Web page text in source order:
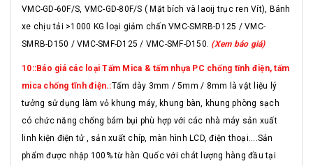
VMC-GD-60F/S, VMC-GD-80F/S ( Mặt bích và laoij trục ren Vít), Bánh
xe chịu tải >1000 KG loại giảm chấn VMC-SMRB-D125 / VMC-
SMRB-D150 / VMC-SMF-D125 / VMC-SMF-D150. (Xem báo giá)
10::Báo giá các loại Tấm Mica & tấm nhựa PC chống tĩnh điện, tấm
mica chống tĩnh điện.:Tấm dày 3mm / 5mm / 8mm là vật liệu lý
tưởng sử dụng làm vỏ khung máy, khung bàn, khung phòng sạch
có chức năng chống bám bụi phù hợp với các nhà máy sản xuất
linh kiện điện tử , sản xuất chíp, màn hình LCD, điện thoại....Sản
phẩm được nhập 100% từ hàn Quốc với chát lượng hàng đầu tại